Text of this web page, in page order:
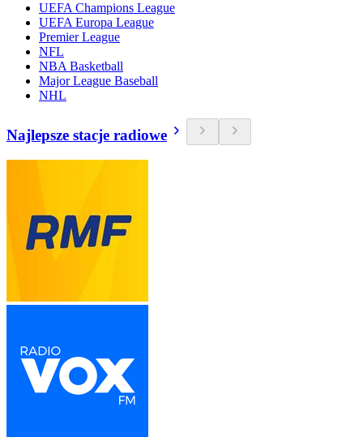
UEFA Champions League
UEFA Europa League
Premier League
NFL
NBA Basketball
Major League Baseball
NHL
Najlepsze stacje radiowe